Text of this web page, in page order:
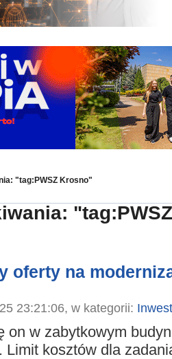
"tag:PWSZ Krosno"
oferty na
23:21:06, w kategorii:
on w zabytkowym
Limit kosztów dla